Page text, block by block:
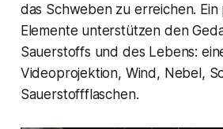
das Schweben zu erreichen. Ein
Elemente unterstützen den
Sauerstoffs und des Lebens:
Videoprojektion, Wind, Nebel,
Sauerstoffflaschen.